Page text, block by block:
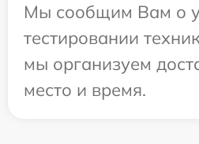
Мы сообщим Вам о
тестировании
мы организуем
место и время.